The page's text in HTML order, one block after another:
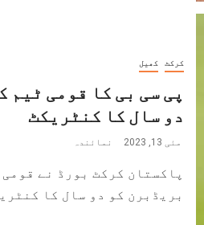
کرکٹ کھیل
پی سی بی کا قومی ٹیم
دو سال کا کنٹریکٹ
مئی 13, 2023 نمائندہ
پاکستان کرکٹ بورڈ نے
بریڈبرن کو دو سال کا